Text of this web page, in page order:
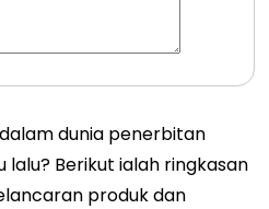
dunia penerbitan
lalu? Berikut ialah ringkasan
produk dan